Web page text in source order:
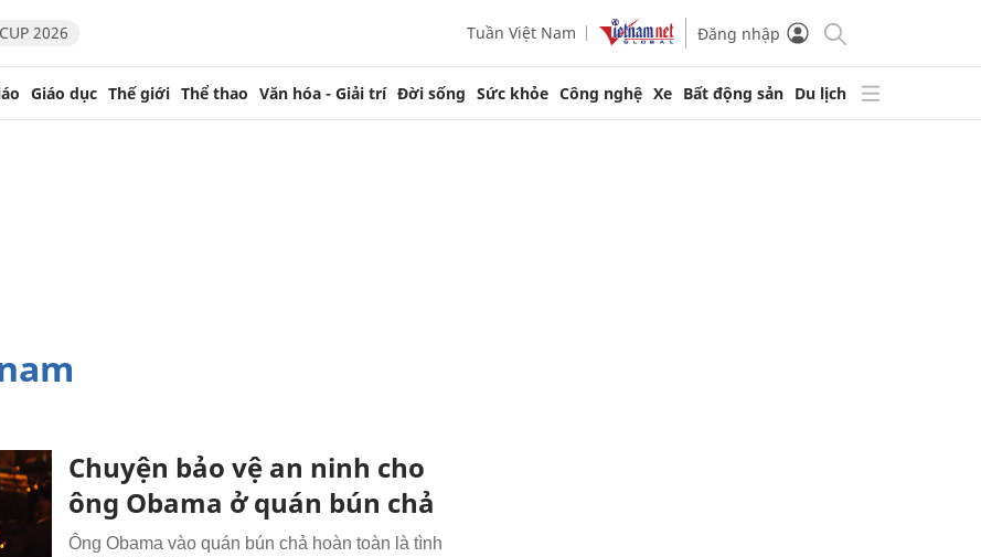
2026 Tuần Việt Nam Đăng nhập
Giáo dục Thế giới Thể thao Văn hóa - Giải trí Đời sống Sức khỏe Công nghệ Xe Bất động sản Du lịch
Chuyện bảo vệ an ninh cho
ông Obama ở quán bún chả
Ông Obama vào quán bún chả hoàn toàn là tình